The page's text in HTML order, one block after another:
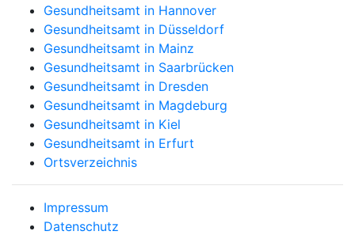
Gesundheitsamt in Hannover
Gesundheitsamt in Düsseldorf
Gesundheitsamt in Mainz
Gesundheitsamt in Saarbrücken
Gesundheitsamt in Dresden
Gesundheitsamt in Magdeburg
Gesundheitsamt in Kiel
Gesundheitsamt in Erfurt
Ortsverzeichnis
Impressum
Datenschutz